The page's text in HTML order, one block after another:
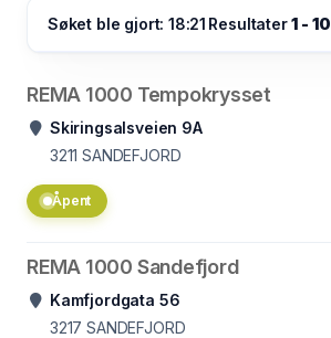
Søket ble gjort: 18:21 Resultater1 - 10
REMA 1000 Tempokrysset
Skiringsalsveien 9A
3211 SANDEFJORD
Åpent
REMA 1000 Sandefjord
Kamfjordgata 56
3217 SANDEFJORD